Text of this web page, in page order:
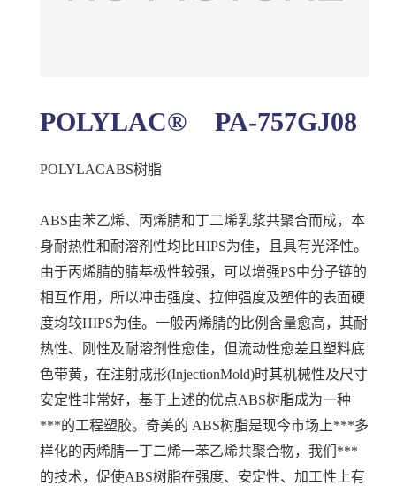
POLYLAC® PA-757GJ08
POLYLACABS树脂
ABS由苯乙烯、丙烯腈和丁二烯乳浆共聚合而成，本
身耐热性和耐溶剂性均比HIPS为佳，且具有光泽性。
由于丙烯腈的腈基极性较强，可以增强PS中分子链的
相互作用，所以冲击强度、拉伸强度及塑件的表面硬
度均较HIPS为佳。一般丙烯腈的比例含量愈高，其耐
热性、刚性及耐溶剂性愈佳，但流动性愈差且塑料底
色带黄，在注射成形(InjectionMold)时其机械性及尺寸
安定性非常好，基于上述的优点ABS树脂成为一种
***的工程塑胶。奇美的 ABS树脂是现今市场上***多
样化的丙烯腈一丁二烯一苯乙烯共聚合物，我们***
的技术，促使ABS树脂在强度、安定性、加工性上有